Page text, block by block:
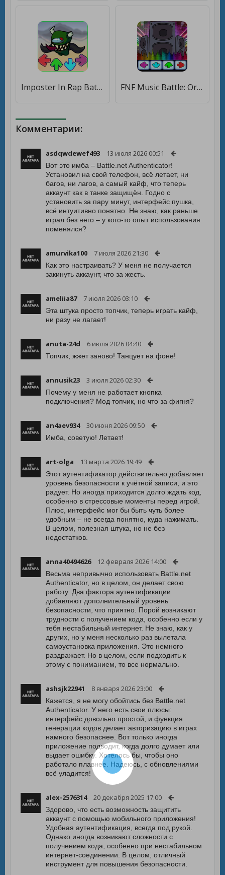
Imposter In Rap Battle V2 [Бесплатные покупки] FNF Music Battle: Original Mod 2021 [Много денег]
Комментарии:
asdqwdewef493 13 июля 2026 00:51
Вот это имба – Battle.net Authenticator!
Установил на свой телефон, всё летает, ни
багов, ни лагов, а самый кайф, что теперь
аккаунт как в танке защищён. Годно с
установить за пару минут, интерфейс пушка,
всё интуитивно понятно. Не знаю, как раньше
играл без него – у кого-то опыт использования
поменялся?
amurvika100 7 июля 2026 21:30
Как это настраивать? У меня не получается
закинуть аккаунт, что за жесть.
ameliia87 7 июля 2026 03:10
Эта штука просто топчик, теперь играть кайф,
ни разу не лагает!
anuta-24d 6 июля 2026 04:40
Топчик, жжет заново! Танцует на фоне!
annusik23 3 июля 2026 02:30
Почему у меня не работает кнопка
подключения? Мод топчик, но что за фигня?
an4aev934 30 июня 2026 09:50
Имба, советую! Летает!
art-olga 13 марта 2026 19:49
Этот аутентификатор действительно добавляет
уровень безопасности к учётной записи, и это
радует. Но иногда приходится долго ждать код,
особенно в стрессовые моменты перед игрой.
Плюс, интерфейс мог бы быть чуть более
удобным – не всегда понятно, куда нажимать.
В целом, полезная штука, но не без
недостатков.
anna40494626 12 февраля 2026 14:00
Весьма непривычно использовать Battle.net
Authenticator, но в целом, он делает свою
работу. Два фактора аутентификации
добавляют дополнительный уровень
безопасности, что приятно. Порой возникают
трудности с получением кода, особенно если у
тебя нестабильный интернет. Не знаю, как у
других, но у меня несколько раз вылетала
самоустановка приложения. Это немного
раздражает. Но в целом, если подходить к
этому с пониманием, то все нормально.
ashsjk22941 8 января 2026 23:00
Кажется, я не могу обойтись без Battle.net
Authenticator. У него есть свои плюсы:
интерфейс довольно простой, и функция
генерации кодов делает авторизацию в играх
намного безопаснее. Вот только иногда
приложение подводит, когда долго думает или
выдает ошибку. Хотелось бы, чтобы оно
работало плавнее. Надеюсь, с обновлениями
всё уладится!
alex-2576314 20 декабря 2025 17:00
Здорово, что есть возможность защитить
аккаунт с помощью мобильного приложения!
Удобная аутентификация, всегда под рукой.
Однако иногда возникают сложности с
получением кода, особенно при нестабильном
интернет-соединении. В целом, отличный
инструмент для повышения безопасности.